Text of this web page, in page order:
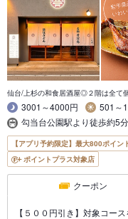
仙台/上杉の和食居酒屋◎２階は全て
3001～4000円
501～
勾当台公園駅より徒歩約5
【アプリ予約限定】最大800ポイン
ポイントプラス対象店
クーポン
【５００円引き】対象コー